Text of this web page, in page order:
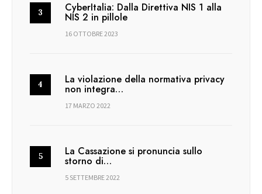
CyberItalia: Dalla Direttiva NIS 1 alla
NIS 2 in pillole
16 OTTOBRE 2023
La violazione della normativa privacy
non integra…
17 MARZO 2022
La Cassazione si pronuncia sullo
storno di…
5 SETTEMBRE 2022